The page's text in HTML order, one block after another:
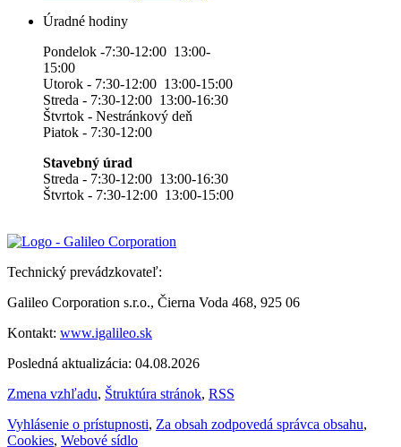
Úradné hodiny
Pondelok -7:30-12:00 13:00-
15:00
Utorok - 7:30-12:00 13:00-15:00
Streda - 7:30-12:00 13:00-16:30
Štvrtok - Nestránkový deň
Piatok - 7:30-12:00
Stavebný úrad
Streda - 7:30-12:00 13:00-16:30
Štvrtok - 7:30-12:00 13:00-15:00
Technický prevádzkovateľ:
Galileo Corporation s.r.o., Čierna Voda 468, 925 06
Kontakt: www.igalileo.sk
Posledná aktualizácia: 04.08.2026
Zmena vzhľadu, Štruktúra stránok, RSS
Vyhlásenie o prístupnosti, Za obsah zodpovedá správca obsahu,
Cookies, Webové sídlo